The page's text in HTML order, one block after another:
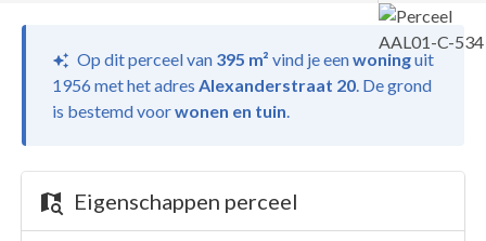
Op dit perceel van 395 m² vind jeeenwoninguit
1956 met het adres Alexanderstraat 20. De grond
is bestemd voorwonen en tuin.
Eigenschappen perceel